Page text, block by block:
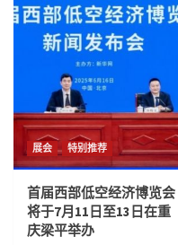
展会 特别推荐
首届西部低空经济博览会
将于7月11日至13日在重
庆梁平举办